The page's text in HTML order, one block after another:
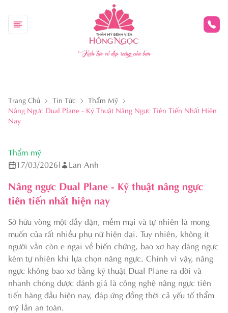
Kiến tạo vẻ đẹp riêng của bạn
Trang Chủ Tin Tức
Thẩm Mỹ
Nâng Ngực Dual Plane - Kỹ Thuật Nâng Ngực Tiên Tiến Nhất Hiện
Nay
Thẩm mỹ
17/03/2026| Lan Anh
Nâng ngực Dual Plane - Kỹ thuật nâng ngực
tiên tiến nhất hiện nay
Sở hữu vòng một đầy đặn, mềm mại và tự nhiên là mong
muốn của rất nhiều phụ nữ hiện đại. Tuy nhiên, không ít
người vẫn còn e ngại về biến chứng, bao xơ hay dáng ngực
kém tự nhiên khi lựa chọn nâng ngực. Chính vì vậy, nâng
ngực không bao xơ bằng kỹ thuật Dual Plane ra đời và
nhanh chóng được đánh giá là công nghệ nâng ngực tiên
tiến hàng đầu hiện nay, đáp ứng đồng thời cả yếu tố thẩm
mỹ lẫn an toàn.